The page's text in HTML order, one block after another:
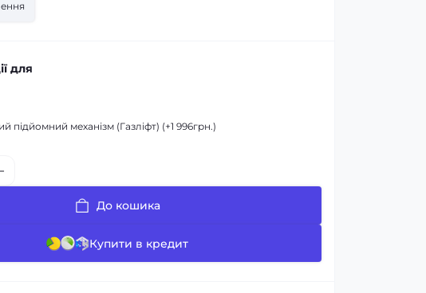
для
підйомний механізм (Газліфт) (+1 996грн.)
До кошика
Купити в кредит